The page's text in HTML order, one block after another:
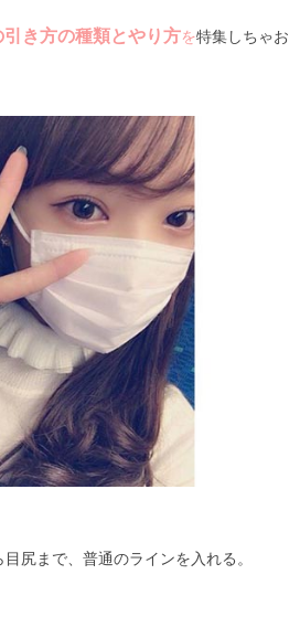
引き方の種類とやり方を特集しちゃお
尻まで、普通のラインを入れる。